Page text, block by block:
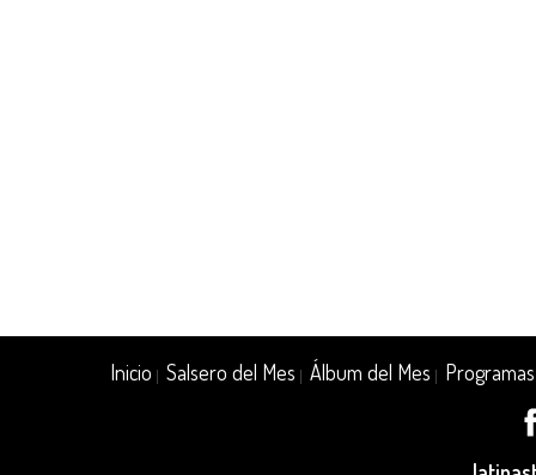
Inicio |Salsero del Mes |Álbum del Mes Programas